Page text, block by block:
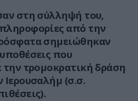
στη σύλληψή του,
από την
σημειώθηκαν
που
την τρομοκρατική δράση
Ιερουσαλήμ (σ.σ.